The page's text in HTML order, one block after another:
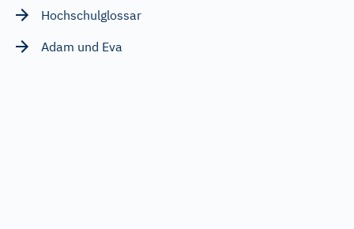
Hochschulglossar
Adam und Eva